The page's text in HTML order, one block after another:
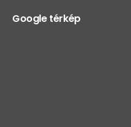
Google térkép